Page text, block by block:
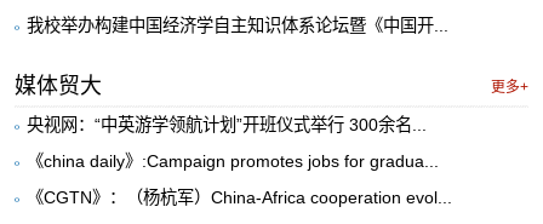
我校举办构建中国经济学自主知识体系论坛暨《中国开...
媒体贸大 更多+
央视网：“中英游学领航计划”开班仪式举行 300余名...
《china daily》:Campaign promotes jobs for gradua...
《CGTN》：（杨杭军）China-Africa cooperation evol...